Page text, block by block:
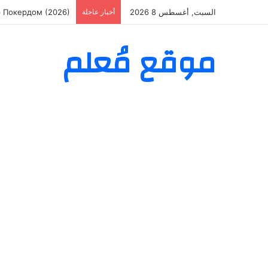
السبت, أغسطس 8 2026 أخبار عاجلة Покердом (2026)
موقع مُعلم